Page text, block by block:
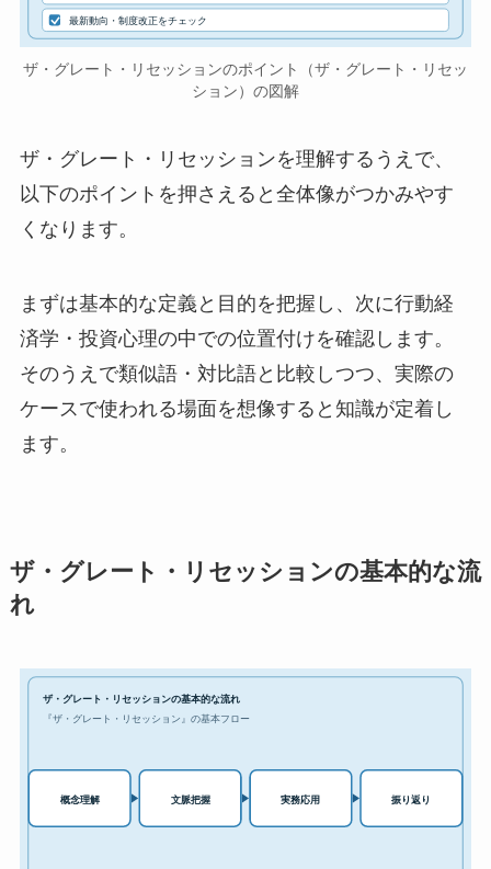
最新動向・制度改正をチェック
ザ・グレート・リセッションのポイント（ザ・グレート・リセッ
ション）の図解
ザ・グレート・リセッションを理解するうえで、
以下のポイントを押さえると全体像がつかみやす
くなります。
まずは基本的な定義と目的を把握し、次に行動経
済学・投資心理の中での位置付けを確認します。
そのうえで類似語・対比語と比較しつつ、実際の
ケースで使われる場面を想像すると知識が定着し
ます。
ザ・グレート・リセッションの基本的な流
れ
ザ・グレート・リセッションの基本的な流れ
『ザ・グレート・リセッション』の基本フロー
概念理解 文脈把握 実務応用 振り返り